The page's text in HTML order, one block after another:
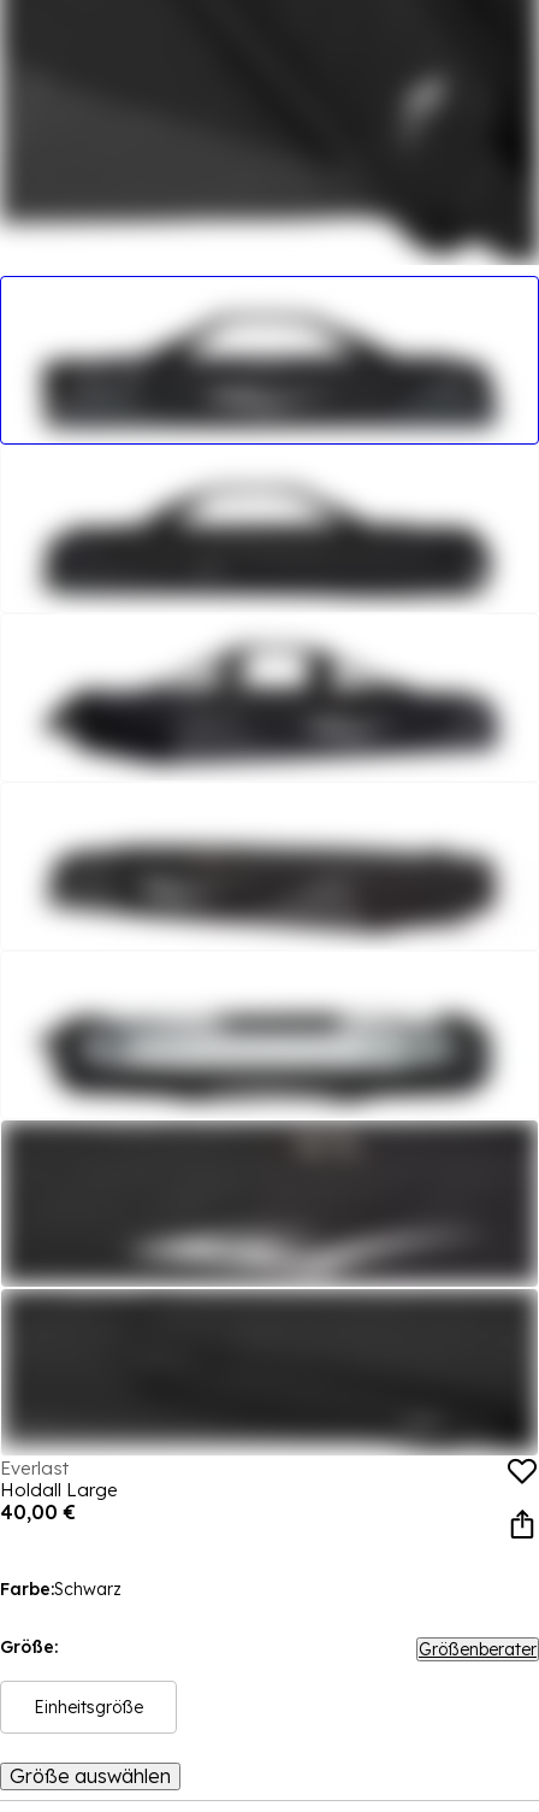
Everlast
Holdall Large
40,00 €
Farbe:Schwarz
Größe: Größenberater
Einheitsgröße
Größe auswählen